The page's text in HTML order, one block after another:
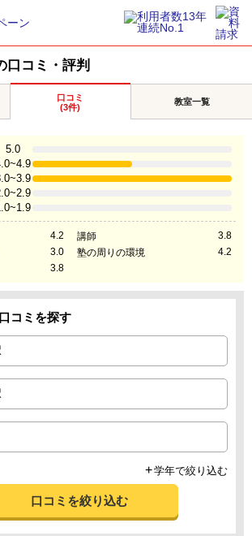
口コミ・評判
口コミ
(3件)
教室一覧
5.0
4.2 講師
3.8
3.0 塾の周りの環境
4.2
3.8
コミを探す
学年で絞り込む
口コミを絞り込む